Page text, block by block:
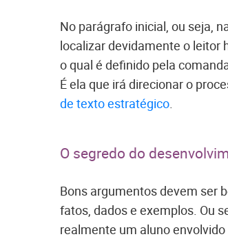
No parágrafo inicial, ou seja,
localizar devidamente o leitor
o qual é definido pela
É ela que irá direcionar o
de texto estratégico.
O segredo do
Bons argumentos devem ser
fatos, dados e exemplos. Ou
realmente um aluno